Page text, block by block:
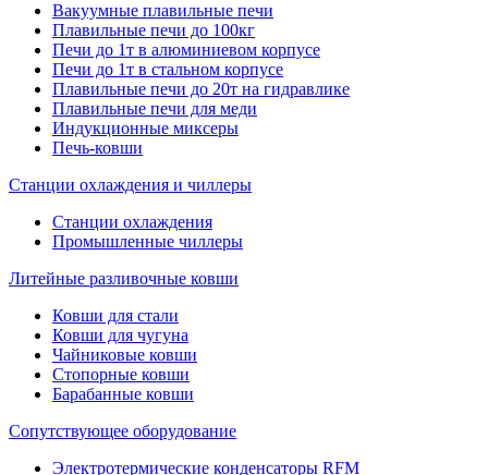
Вакуумные плавильные печи
Плавильные печи до 100кг
Печи до 1т в алюминиевом корпусе
Печи до 1т в стальном корпусе
Плавильные печи до 20т на гидравлике
Плавильные печи для меди
Индукционные миксеры
Печь-ковши
Станции охлаждения и чиллеры
Станции охлаждения
Промышленные чиллеры
Литейные разливочные ковши
Ковши для стали
Ковши для чугуна
Чайниковые ковши
Стопорные ковши
Барабанные ковши
Сопутствующее оборудование
Электротермические конденсаторы RFM